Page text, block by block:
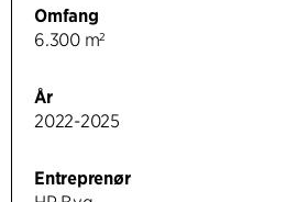
Omfang
6.300 m²
År
2022-2025
Entreprenør